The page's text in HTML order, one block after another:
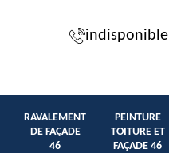
indisponible
RAVALEMENT
DE FAÇADE
46
PEINTURE
TOITURE ET
FAÇADE 46